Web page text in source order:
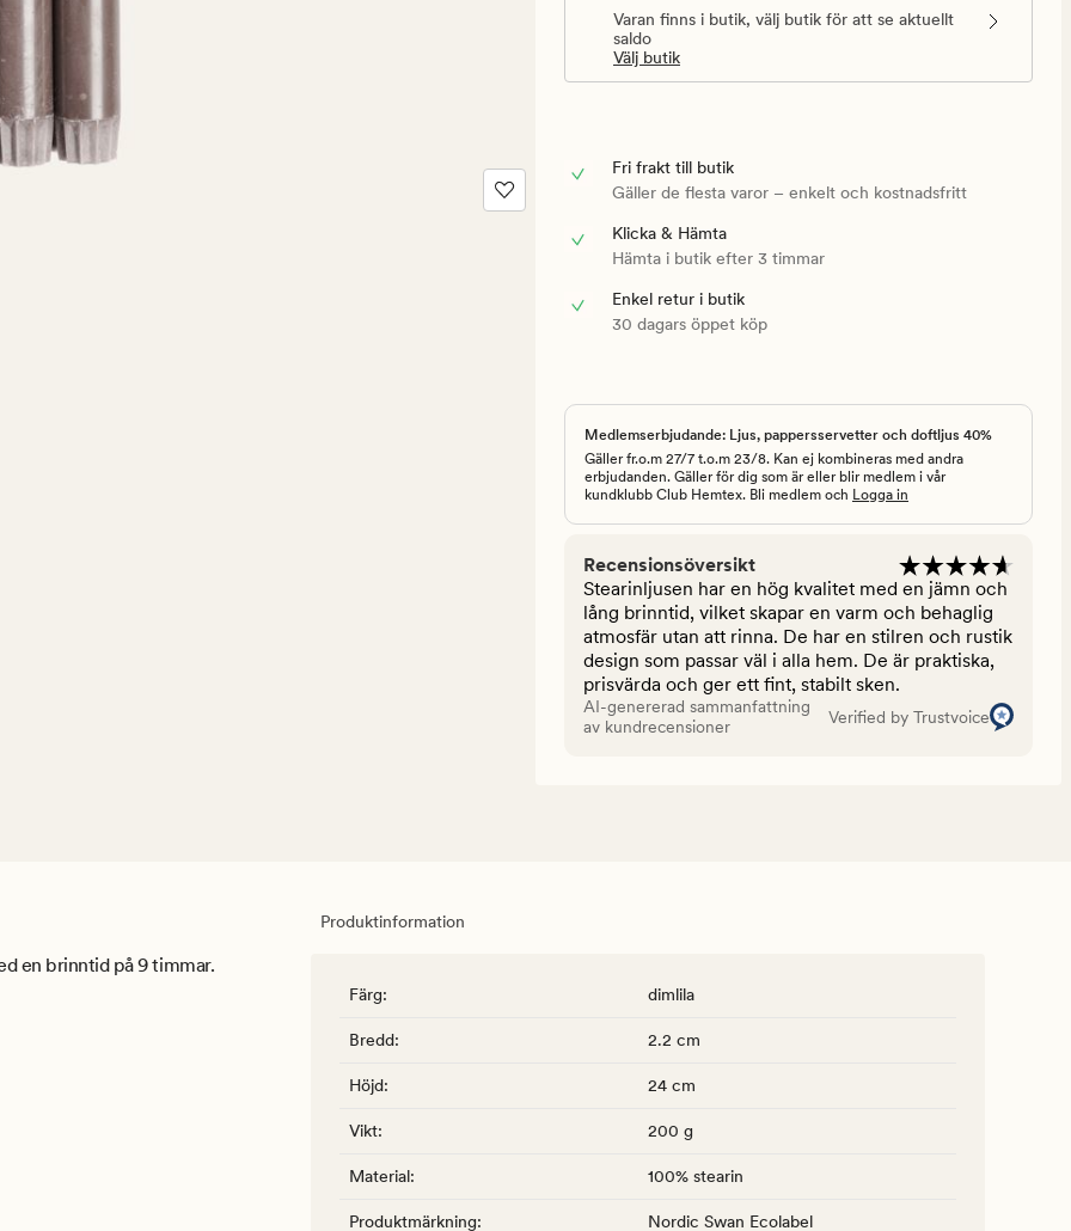
Varan finns i butik, välj butik för att se aktuellt
saldo
Välj butik
Fri frakt till butik
Gäller de flesta varor – enkelt och kostnadsfritt
Klicka & Hämta
Hämta i butik efter 3 timmar
Enkel retur i butik
30 dagars öppet köp
Medlemserbjudande: Ljus, pappersservetter och doftljus 40%
Gäller fr.o.m 27/7 t.o.m 23/8. Kan ej kombineras med andra
erbjudanden. Gäller för dig som är eller blir medlem i vår
kundklubb Club Hemtex. Bli medlem och Logga in
Recensionsöversikt
Stearinljusen har en hög kvalitet med en jämn och
lång brinntid, vilket skapar en varm och behaglig
atmosfär utan att rinna. De har en stilren och rustik
design som passar väl i alla hem. De är praktiska,
prisvärda och ger ett fint, stabilt sken.
AI-genererad sammanfattning
av kundrecensioner
Verified by Trustvoice
en brinntid på 9 timmar.
Produktinformation
Färg: dimlila
Bredd: 2.2 cm
Höjd: 24 cm
Vikt: 200 g
Material: 100% stearin
Produktmärkning: Nordic Swan Ecolabel